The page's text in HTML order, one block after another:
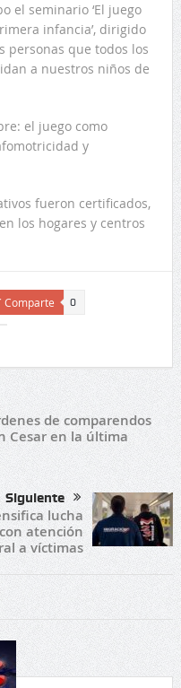
el seminario ‘El juego
infancia’, dirigido
personas que todos los
a nuestros niños de
el juego como
y
fueron certificados,
los hogares y centros
Comparte 0
de comparendos
Cesar en la última
Siguiente
lucha
atención
a víctimas